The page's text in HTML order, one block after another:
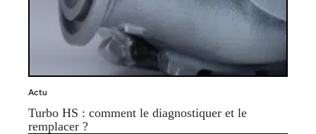
Actu
Turbo HS : comment le diagnostiquer et le
remplacer ?